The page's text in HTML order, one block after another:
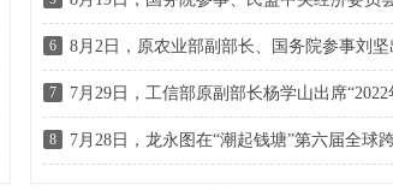
6
7
8